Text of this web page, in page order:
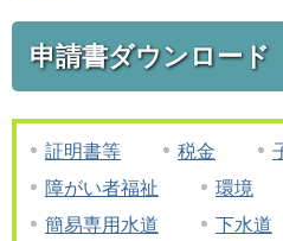
申請書ダウンロード
証明書等 税金
障がい者福祉
環境
簡易専用水道
下水道